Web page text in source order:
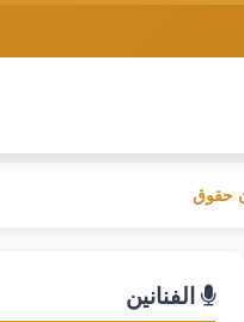
حقوق
الفنانين